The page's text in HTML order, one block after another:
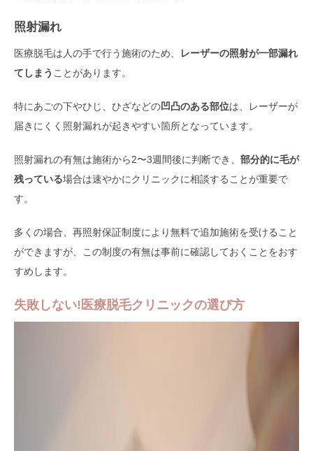
照射漏れ
医療脱毛は人の手で行う施術のため、
レーザーの照射が一部漏れ
てしまう ことがあります。
特にあごの下やひじ、ひざなどの凹凸のある部位は、レーザーが
届きにくく照射漏れが起きやすい箇所となっています。
照射漏れの有無は施術から2〜3週間後に判断でき、 部分的に毛が
残っている場合は速やかにクリニックに相談することが重要で
す。
多くの場合、再照射保証制度により無料で追加施術を受けること
ができますが、この制度の有無は事前に確認しておくことをおす
すめします。
失敗しない!医療脱毛クリニックの選び方